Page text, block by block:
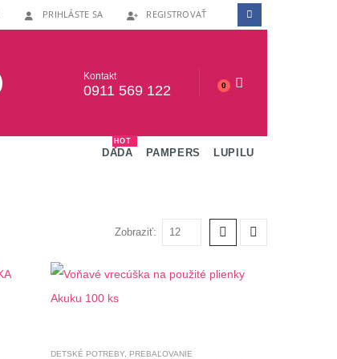
PRIHLÁSTE SA REGISTROVAŤ
Kontakt
0911 569 122 0
DADA
HOT
PAMPERS LUPILU
Zobraziť:
DETSKÉ POTREBY, PREBAĽOVANIE